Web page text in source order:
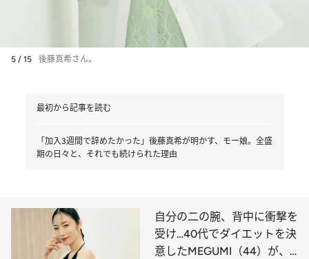
5 / 15 後藤真希さん。
最初から記事を読む
「加入3週間で辞めたかった」後藤真希が明かす、モー娘。全盛
期の日々と、それでも続けられた理由
自分の二の腕、背中に衝撃を
受け…40代でダイエットを決
意したMEGUMI（44）が、